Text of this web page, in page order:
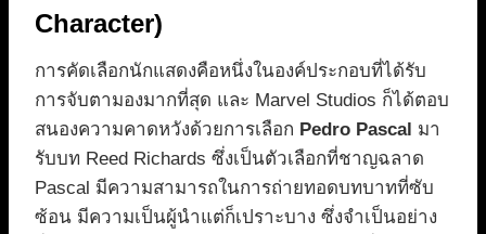
Character)
การคัดเลือกนักแสดงคือหนึ่งในองค์ประกอบที่ได้รับ
การจับตามองมากที่สุด และ Marvel Studios ก็ได้ตอบ
สนองความคาดหวังด้วยการเลือก Pedro Pascal มา
รับบท Reed Richards ซึ่งเป็นตัวเลือกที่ชาญฉลาด
Pascal มีความสามารถในการถ่ายทอดบทบาทที่ซับ
ซ้อน มีความเป็นผู้นำแต่ก็เปราะบาง ซึ่งจำเป็นอย่าง